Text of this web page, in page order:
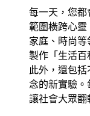
每一天，您都
範圍橫跨心靈
家庭、時尚
製作「生活百
此外，還包
念的新實驗
讓社會大眾翻